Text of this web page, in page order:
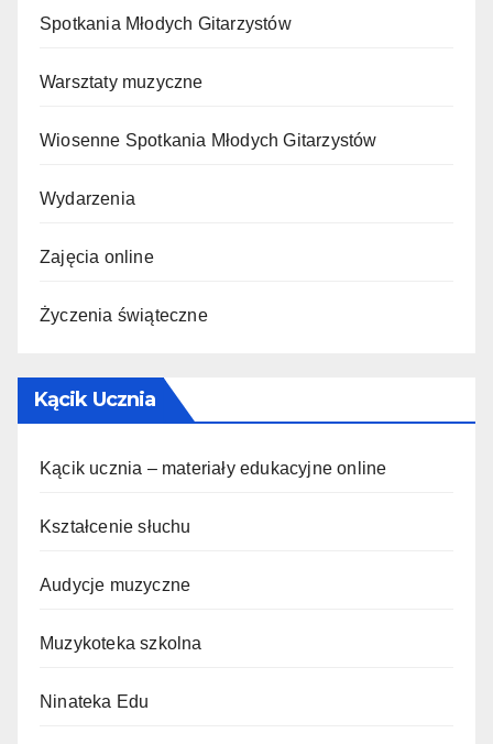
Spotkania Młodych Gitarzystów
Warsztaty muzyczne
Wiosenne Spotkania Młodych Gitarzystów
Wydarzenia
Zajęcia online
Życzenia świąteczne
Kącik Ucznia
Kącik ucznia – materiały edukacyjne online
Kształcenie słuchu
Audycje muzyczne
Muzykoteka szkolna
Ninateka Edu